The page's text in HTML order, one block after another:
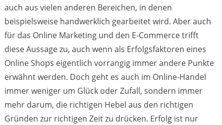
auch aus vielen anderen Bereichen, in denen
beispielsweise handwerklich gearbeitet wird. Aber auch
für das Online Marketing und den E-Commerce trifft
diese Aussage zu, auch wenn als Erfolgsfaktoren eines
Online Shops eigentlich vorrangig immer andere Punkte
erwähnt werden. Doch geht es auch im Online-Handel
immer weniger um Glück oder Zufall, sondern immer
mehr darum, die richtigen Hebel aus den richtigen
Gründen zur richtigen Zeit zu drücken. Erfolg ist nur